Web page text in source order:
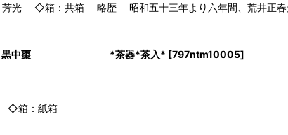
◇箱：共箱 略歴 昭和五十三年より六年間、荒井正春
木製 黒中棗 *茶器*茶入* [797ntm10005]
：紙箱 ※※ 画 面 左下 より 「新